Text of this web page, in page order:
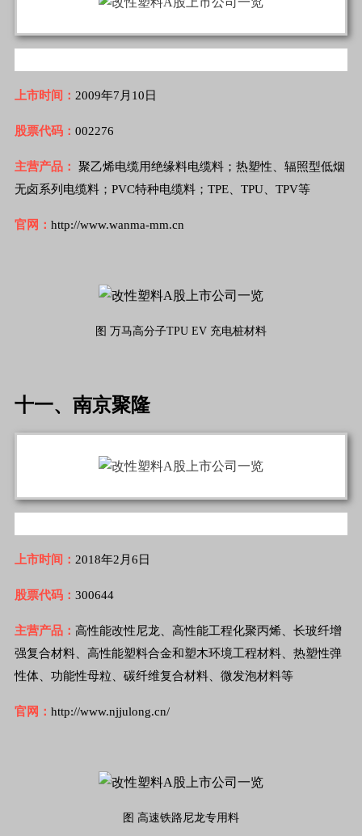
上市时间： 2009年7月10日
股票代码： 002276
主营产品：
聚乙烯电缆用绝缘料电缆料；热塑性、辐照型低烟
无卤系列电缆料；PVC特种电缆料；TPE、TPU、TPV等
官网： http://www.wanma-mm.cn
图 万马高分子TPU EV 充电桩材料
十一、南京聚隆
上市时间： 2018年2月6日
股票代码： 300644
主营产品： 高性能改性尼龙、高性能工程化聚丙烯、长玻纤增
强复合材料、高性能塑料合金和塑木环境工程材料、热塑性弹
性体、功能性母粒、碳纤维复合材料、微发泡材料等
官网： http://www.njjulong.cn/
图 高速铁路尼龙专用料